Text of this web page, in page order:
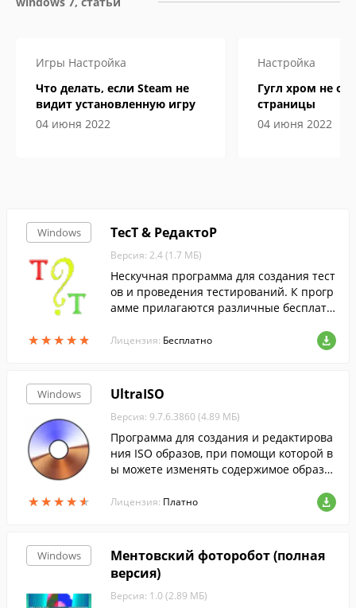
Игры Настройка
Что делать, если Steam не
видит установленную игру
04 июня 2022
Настройка
Гугл хром не
страницы
04 июня 2022
Windows
★★★★★
★★★★★
ТесТ & РедактоР
Версия: 2.4 (1.7 МБ)
Нескучная программа для создания тест
ов и проведения тестирований. К прогр
амме прилагаются различные бесплатн
пример, вы сможете создать веб-страни
чку с тестом и несколько примеров тест
Лицензия: Бесплатно
Windows
★★★★★
★★★★★
UltraISO
Версия: 9.7.6.3860 (4.89 МБ)
Программа для создания и редактирова
ния ISO образов, при помощи которой в
ы можете изменять содержимое образо
ь ISO-файлы с жесткого диска.
Лицензия: Платно
Windows
Ментовский фоторобот (полная
версия)
Версия: 1.0 (2.89 МБ)